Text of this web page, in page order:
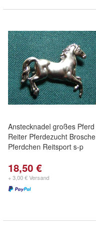
Anstecknadel großes Pferd
Reiter Pferdezucht Brosche
Pferdchen Reitsport s-p
18,50 €
+ 3,00 € Versand